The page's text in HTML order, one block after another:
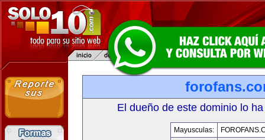
El dueño de este dominio lo
Mayusculas: